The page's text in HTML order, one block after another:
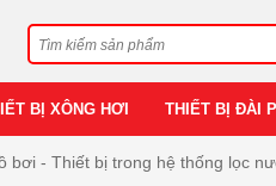
BỊ XÔNG HƠI THIẾT BỊ ĐÀI
bơi - Thiết bị trong hệ thống lọc